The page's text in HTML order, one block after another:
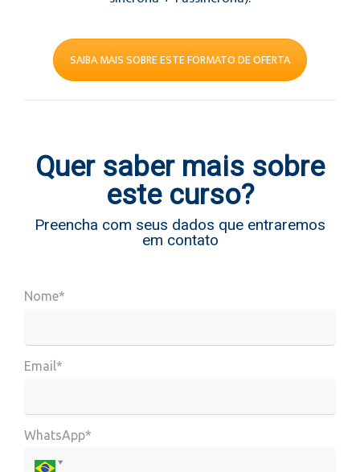
SAIBA MAIS SOBRE ESTE FORMATO DE OFERTA
Quer saber mais sobre
este curso?
Preencha com seus dados que entraremos
em contato
Nome*
Email*
WhatsApp*